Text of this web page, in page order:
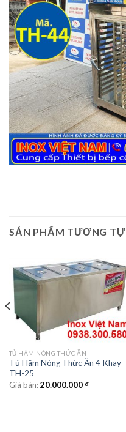
SẢN PHẨM TƯƠNG TỰ
TỦ HÂM NÓNG THỨC ĂN
Tủ Hâm Nóng Thức Ăn 4 Khay
TH-25
Giá bán:20.000.000₫